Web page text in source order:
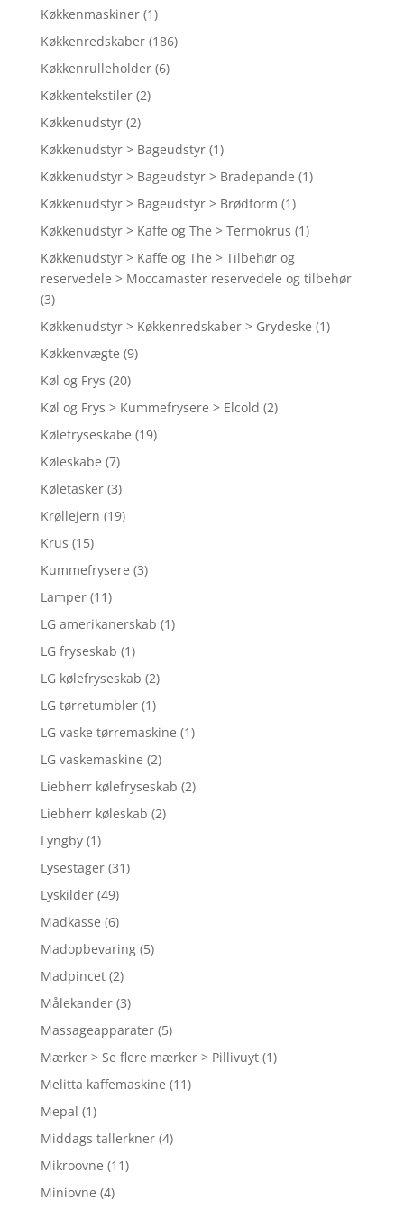
Køkkenmaskiner (1)
Køkkenredskaber (186)
Køkkenrulleholder (6)
Køkkentekstiler (2)
Køkkenudstyr (2)
Køkkenudstyr > Bageudstyr (1)
Køkkenudstyr > Bageudstyr > Bradepande (1)
Køkkenudstyr > Bageudstyr > Brødform (1)
Køkkenudstyr > Kaffe og The > Termokrus (1)
Køkkenudstyr > Kaffe og The > Tilbehør og
reservedele > Moccamaster reservedele og tilbehør
(3)
Køkkenudstyr > Køkkenredskaber > Grydeske (1)
Køkkenvægte (9)
Køl og Frys (20)
Køl og Frys > Kummefrysere > Elcold (2)
Kølefryseskabe (19)
Køleskabe (7)
Køletasker (3)
Krøllejern (19)
Krus (15)
Kummefrysere (3)
Lamper (11)
LG amerikanerskab (1)
LG fryseskab (1)
LG kølefryseskab (2)
LG tørretumbler (1)
LG vaske tørremaskine (1)
LG vaskemaskine (2)
Liebherr kølefryseskab (2)
Liebherr køleskab (2)
Lyngby (1)
Lysestager (31)
Lyskilder (49)
Madkasse (6)
Madopbevaring (5)
Madpincet (2)
Målekander (3)
Massageapparater (5)
Mærker > Se flere mærker > Pillivuyt (1)
Melitta kaffemaskine (11)
Mepal (1)
Middags tallerkner (4)
Mikroovne (11)
Miniovne (4)